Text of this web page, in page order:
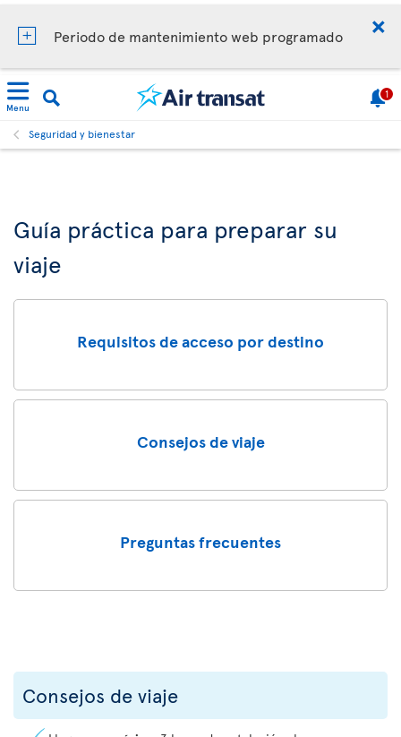
Periodo de mantenimiento web programado
Menu
1
Seguridad y bienestar
Guía práctica para preparar su
viaje
Requisitos de acceso por destino
Consejos de viaje
Preguntas frecuentes
Consejos de viaje